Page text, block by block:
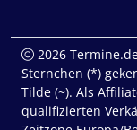
2026
Sternchen (*)
Tilde (~). Als
qualifizierten